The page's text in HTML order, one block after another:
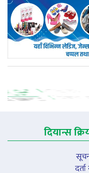
दियान्स